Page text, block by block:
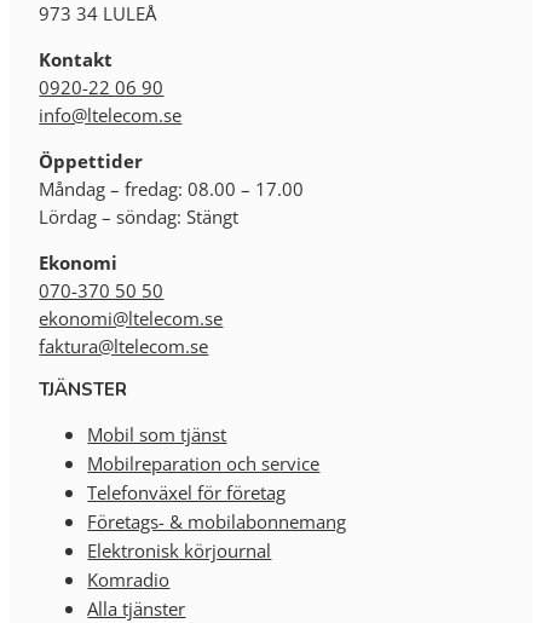
973 34 LULEÅ
Kontakt
0920-22 06 90
info@ltelecom.se
Öppettider
Måndag – fredag: 08.00 – 17.00
Lördag – söndag: Stängt
Ekonomi
070-370 50 50
ekonomi@ltelecom.se
faktura@ltelecom.se
TJÄNSTER
Mobil som tjänst
Mobilreparation och service
Telefonväxel för företag
Företags- & mobilabonnemang
Elektronisk körjournal
Komradio
Alla tjänster